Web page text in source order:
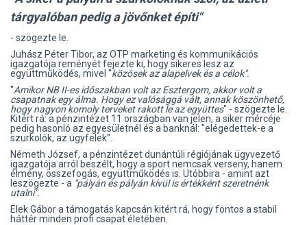
tárgyalóban pedig a jövőnket építi"
- szögezte le.
Juhász Péter Tibor, az OTP marketing és kommunikációs
igazgatója reményét fejezte ki, hogy sikeres lesz az
együttműködés, mivel "közösek az alapelvek és a célok".
"Amikor NB II-es időszakban volt az Esztergom, akkor volt a
csapatnak egy álma. Hogy ez valósággá vált, annak köszönhető,
hogy nagyon komoly terveket rakott le az együttes" - szögezte le.
Kitért rá: a pénzintézet 11 országban van jelen, a siker mércéje
pedig hasonló az egyesületnél és a banknál: "elégedettek-e a
szurkolók, az ügyfelek".
Németh József, a pénzintézet dunántúli régiójának ügyvezető
igazgatója arról beszélt, hogy a sport nemcsak verseny, hanem
élmény, összefogás, együttműködés is. Utóbbira - amint azt
leszögezte - a "pályán és pályán kívül is értékként szeretnénk
utalni".
Elek Gábor a támogatás kapcsán kitért rá, hogy fontos a stabil
háttér minden profi csapat életében.